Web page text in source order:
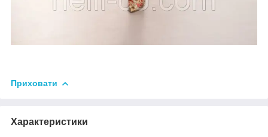
Приховати
Характеристики